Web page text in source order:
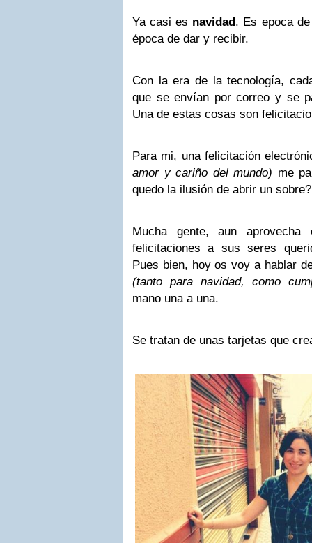
Ya casi es navidad. Es epoca
época de dar y recibir.
Con la era de la tecnología,
que se envían por correo y se
Una de estas cosas son
Para mi, una felicitación
amor y cariño del mundo) me
quedo la ilusión de abrir un sobre?
Mucha gente, aun
felicitaciones a sus seres
Pues bien, hoy os voy a hablar
(tanto para navidad, como
mano una a una.
Se tratan de unas tarjetas que